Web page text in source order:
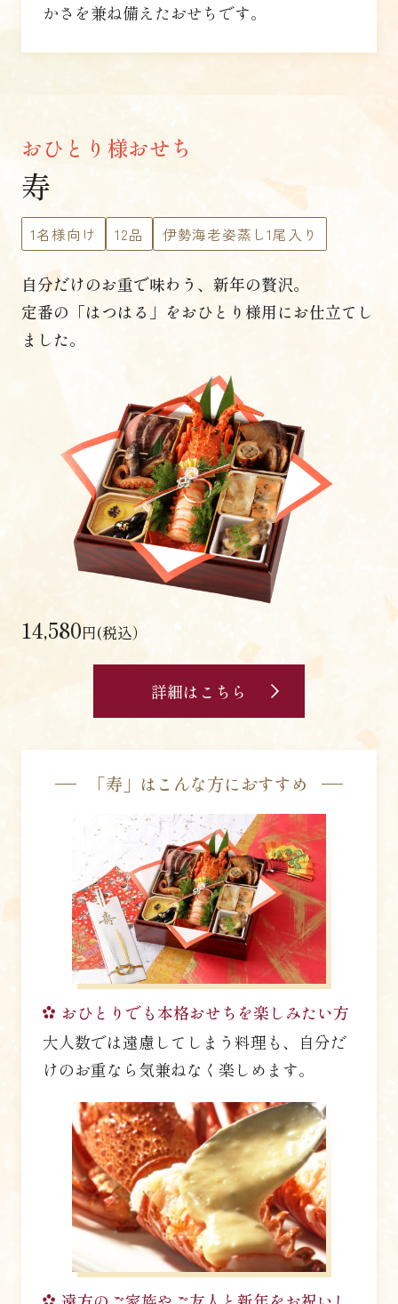
かさを兼ね備えたおせちです。
おひとり様おせち
寿
1名様向け 12品 伊勢海老姿蒸し1尾入り
自分だけのお重で味わう、新年の贅沢。
定番の「はつはる」をおひとり様用にお仕立てし
ました。
14,580円(税込）
詳細はこちら
「寿」はこんな方におすすめ
おひとりでも本格おせちを楽しみたい方
大人数では遠慮してしまう料理も、自分だ
けのお重なら気兼ねなく楽しめます。